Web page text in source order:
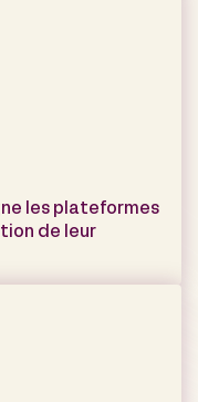
les plateformes
de leur